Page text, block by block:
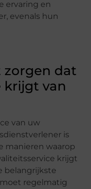
ervaring en
evenals hun
zorgen dat
krijgt van
van uw
is
manieren waarop
krijgt
belangrijkste
regelmatig